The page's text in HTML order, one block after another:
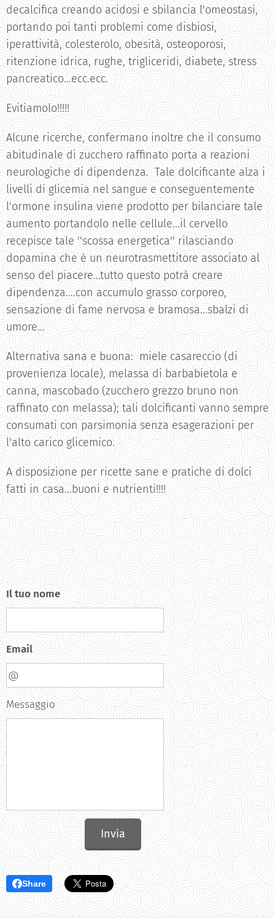
decalcifica creando acidosi e sbilancia l'omeostasi,
portando poi tanti problemi come disbiosi,
iperattività, colesterolo, obesità, osteoporosi,
ritenzione idrica, rughe, trigliceridi, diabete, stress
pancreatico...ecc.ecc.
Evitiamolo!!!!!
Alcune ricerche, confermano inoltre che il consumo
abitudinale di zucchero raffinato porta a reazioni
neurologiche di dipendenza. Tale dolcificante alza i
livelli di glicemia nel sangue e conseguentemente
l'ormone insulina viene prodotto per bilanciare tale
aumento portandolo nelle cellule...il cervello
recepisce tale ''scossa energetica'' rilasciando
dopamina che è un neurotrasmettitore associato al
senso del piacere...tutto questo potrà creare
dipendenza....con accumulo grasso corporeo,
sensazione di fame nervosa e bramosa...sbalzi di
umore...
Alternativa sana e buona: miele casareccio (di
provenienza locale), melassa di barbabietola e
canna, mascobado (zucchero grezzo bruno non
raffinato con melassa); tali dolcificanti vanno sempre
consumati con parsimonia senza esagerazioni per
l'alto carico glicemico.
A disposizione per ricette sane e pratiche di dolci
fatti in casa...buoni e nutrienti!!!!
Il tuo nome
Email
Messaggio
Invia
Share